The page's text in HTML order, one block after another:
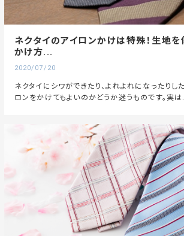
ネクタイのアイロンかけは特殊！生地
かけ方...
2020/07/20
ネクタイにシワができたり、よれよれになったりし
ロンをかけてもよいのかどうか迷うものです。実は